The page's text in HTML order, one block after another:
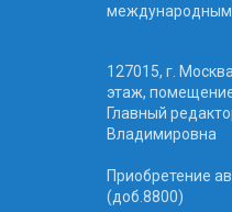
127015, г.
этаж,
Главный
Владимировна
Приобретение
(доб.8800)